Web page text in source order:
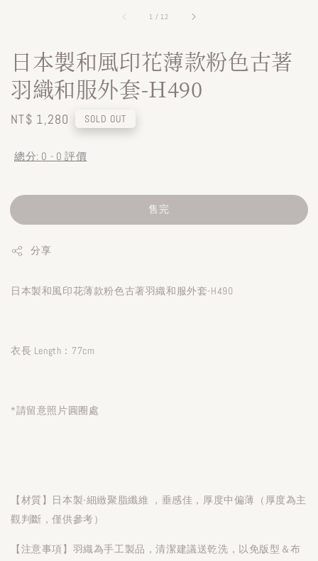
1 / 12
日本製和風印花薄款粉色古著
羽織和服外套-H490
Regular
NT$ 1,280 SOLD OUT
總分: 0 - 0 評價
售完
分享
日本製和風印花薄款粉色古著羽織和服外套-H490
衣長 Length：77cm
*請留意照片圓圈處
【材質】日本製-細緻聚脂纖維 ，垂感佳，厚度中偏薄（厚度為主
觀判斷，僅供參考）
【注意事項】羽織為手工製品，清潔建議送乾洗，以免版型＆布